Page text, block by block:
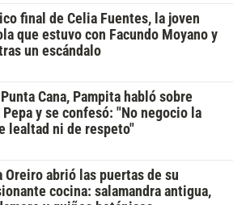
final de Celia Fuentes, la joven
que estuvo con Facundo Moyano y
un escándalo
Cana, Pampita habló sobre
y se confesó: "No negocio la
lealtad ni de respeto"
Oreiro abrió las puertas de su
cocina: salamandra antigua,